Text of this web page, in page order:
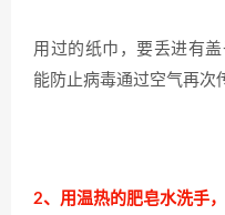
用过的纸巾，要丢进有
能防止病毒通过空气再次
2、用温热的肥皂水洗手